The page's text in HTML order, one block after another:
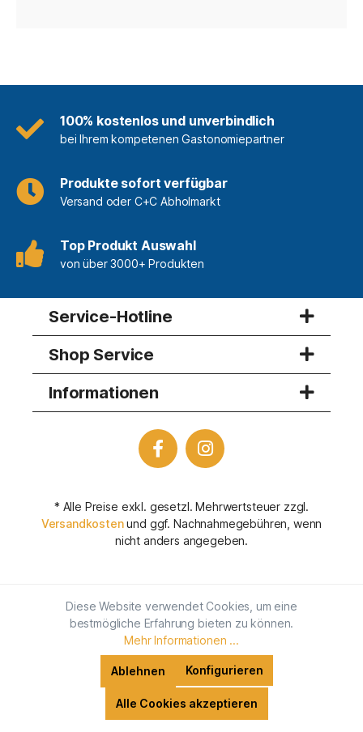
100% kostenlos und unverbindlich
bei Ihrem kompetenen Gastonomiepartner
Produkte sofort verfügbar
Versand oder C+C Abholmarkt
Top Produkt Auswahl
von über 3000+ Produkten
Service-Hotline
Shop Service
Informationen
* Alle Preise exkl. gesetzl. Mehrwertsteuer zzgl.
Versandkostenund ggf. Nachnahmegebühren, wenn
nicht anders angegeben.
Diese Website verwendet Cookies, um eine
bestmögliche Erfahrung bieten zu können.
Mehr Informationen ...
Ablehnen Konfigurieren
Alle Cookies akzeptieren